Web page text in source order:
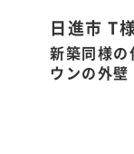
日進市 T
新築同様
ウンの外